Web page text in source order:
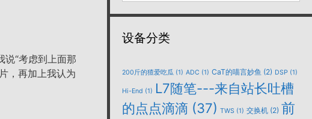
“考虑到上面那
，再加上我认为
设备分类
200斤的猹爱吃瓜 (1) ADC (1) CaT的喵言妙鱼 (2) DSP (1)
Hi-End (1) L7随笔---来自站长吐槽
的点点滴滴 (37) TWS (1) 交换机 (2) 前